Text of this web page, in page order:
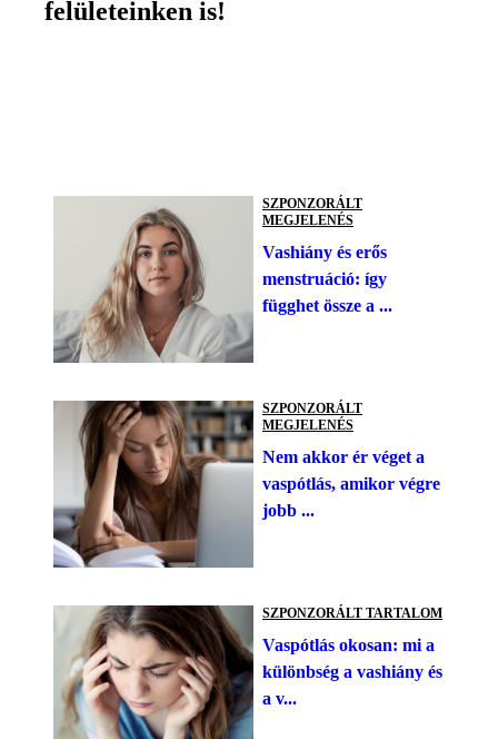
felületeinken is!
SZPONZORÁLT
MEGJELENÉS
Vashiány és erős
menstruáció: így
függhet össze a ...
SZPONZORÁLT
MEGJELENÉS
Nem akkor ér véget a
vaspótlás, amikor végre
jobb ...
SZPONZORÁLT TARTALOM
Vaspótlás okosan: mi a
különbség a vashiány és
a v...